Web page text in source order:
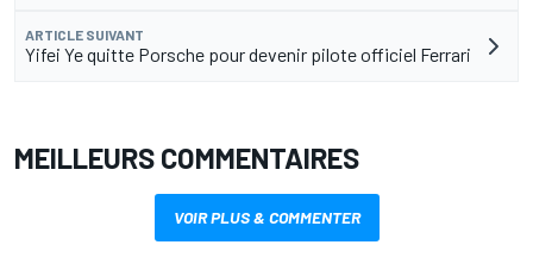
ARTICLE SUIVANT
Yifei Ye quitte Porsche pour devenir pilote officiel Ferrari
MEILLEURS COMMENTAIRES
VOIR PLUS & COMMENTER